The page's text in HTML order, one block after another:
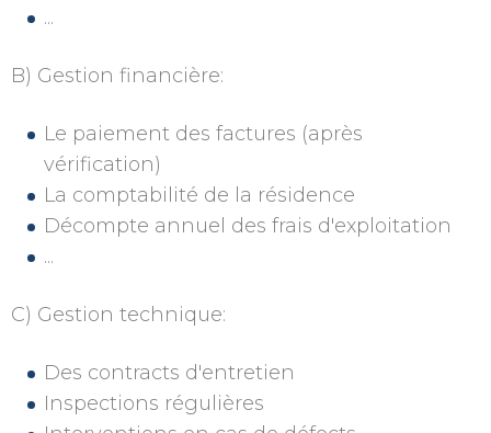
...
B) Gestion financière:
Le paiement des factures (après
vérification)
La comptabilité de la résidence
Décompte annuel des frais d'exploitation
...
C) Gestion technique:
Des contracts d'entretien
Inspections régulières